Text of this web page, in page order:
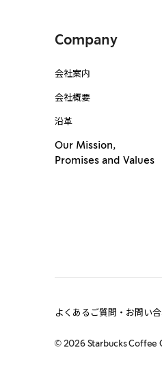
Company
会社案内
会社概要
沿革
Our Mission,
Promises and Values
よくあるご質問・お問い
© 2026Starbucks Coffee